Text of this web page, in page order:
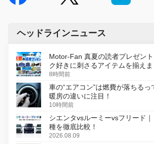
ヘッドラインニュース
Motor-Fan 真夏の読者プレゼン
ク好きに刺さるアイテムを揃えま
8時間前
車の“エアコン”は燃費が落ちるっ
暖房の違いに注目！
10時間前
シエンタvsルーミーvsフリード
種を徹底比較！
2026.08.09